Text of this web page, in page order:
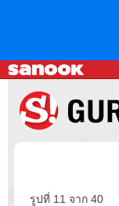
รูปที่ 11 จาก 40